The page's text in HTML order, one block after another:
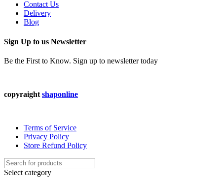
Contact Us
Delivery
Blog
Sign Up to us Newsletter
Be the First to Know. Sign up to newsletter today
copyraight shaponline
Terms of Service
Privacy Policy
Store Refund Policy
Select category